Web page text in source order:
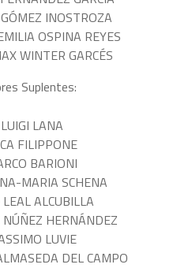
INOSTROZA
OSPINA REYES
WINTER GARCÉS
Suplentes:
LUIGI LANA
FILIPPONE
BARIONI
MARIA SCHENA
LEAL ALCUBILLA
HERNÁNDEZ
LUVIE
DEL CAMPO